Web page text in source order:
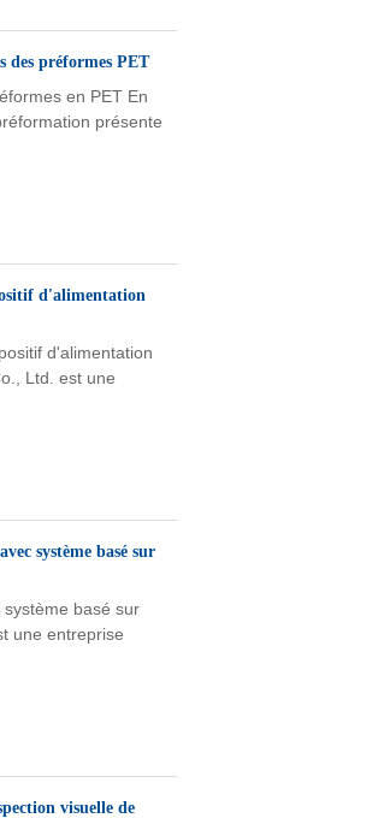
des préformes PET
en PET En
présente
d'alimentation
d'alimentation
Ltd. est une
système basé sur
basé sur
une entreprise
visuelle de